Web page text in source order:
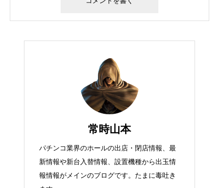
常時山本
パチンコ業界のホールの出店・閉店情報、最
新情報や新台入替情報、設置機種から出玉情
報情報がメインのブログです。たまに毒吐き